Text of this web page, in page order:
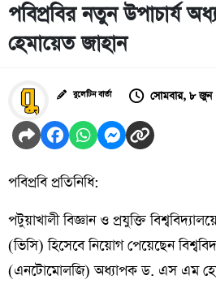
পবিপ্রবির নতুন উপাচার্য
হেমায়েত জাহান
বুলেটিন বার্তা সোমবার, ৮
পবিপ্রবি প্রতিনিধি:
পটুয়াখালী বিজ্ঞান ও প্রযুক্তি
(ভিসি) হিসেবে নিয়োগ পেয়েছেন
(এনটোমোলজি) অধ্যাপক ড. এস এম